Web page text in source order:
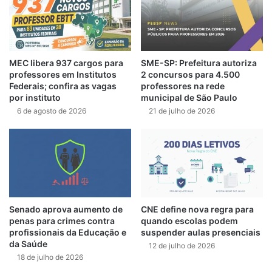
MEC libera 937 cargos para
professores em Institutos
Federais; confira as vagas
por instituto
6 de agosto de 2026
SME-SP: Prefeitura autoriza
2 concursos para 4.500
professores na rede
municipal de São Paulo
21 de julho de 2026
Senado aprova aumento de
penas para crimes contra
profissionais da Educação e
da Saúde
18 de julho de 2026
CNE define nova regra para
quando escolas podem
suspender aulas presenciais
12 de julho de 2026